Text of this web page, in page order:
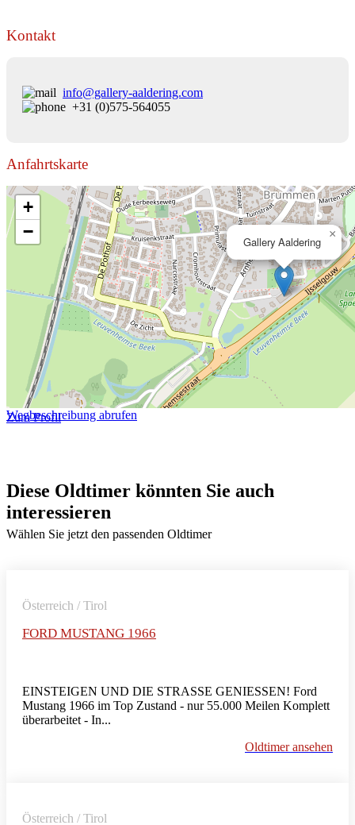
Kontakt
info@gallery-aaldering.com
+31 (0)575-564055
Anfahrtskarte
Gallery Aaldering
×
+
−
Wegbeschreibung abrufen
Zum Profil
Diese Oldtimer könnten Sie auch
interessieren
Wählen Sie jetzt den passenden Oldtimer
Österreich / Tirol
FORD MUSTANG 1966
EINSTEIGEN UND DIE STRASSE GENIESSEN! Ford
Mustang 1966 im Top Zustand - nur 55.000 Meilen Komplett
überarbeitet - In...
Oldtimer ansehen
Österreich / Tirol